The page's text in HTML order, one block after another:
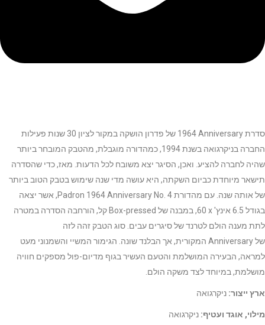
סדרת1964 Anniversary
של פדרון הושקה במקור לציון 30 שנות פעילות
החברה בניקרגואה בשנת 1994, כמהדורה מוגבלת, מהטבק המובחר ביותר
שהיה לחברה להציע. ואכן, הסיגר יצא משובח לכל הדעות. מאז, כדי שהסדרה
תישאר מיוחדת כביום השקתה, היא עושה מדי שנה שימוש בטבק הטוב ביותר
של אותה שנה. עם מהדורתPadron 1964 Anniversary No. 4, אשר יצאה
בגודל 6.5 אינץ'
x
Box-pressed קל, הורחבה הסדרה במטרה
לתת מענה הולם לטרנד של סיגרים עבים. סוג הטבק זהה לזה
שלAnniversary המקורית, אך הבלנד שונה. הגימור המשיי והשמנוני מעט
למראה, הבעירה המושלמת והטעם העשיר בגוף מדיום-פול מספקים חוויה
מושלמת, במיוחד לצד משקה הולם.
ארץ ייצור: ניקרגואה
מילוי, אוגד ועטיף: ניקרגואה